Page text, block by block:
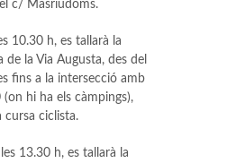
c/ Masriudoms.
10.30 h, es tallarà la
de la Via Augusta, des del
fins a la intersecció amb
hi ha els càmpings),
cursa ciclista.
13.30 h, es tallarà la